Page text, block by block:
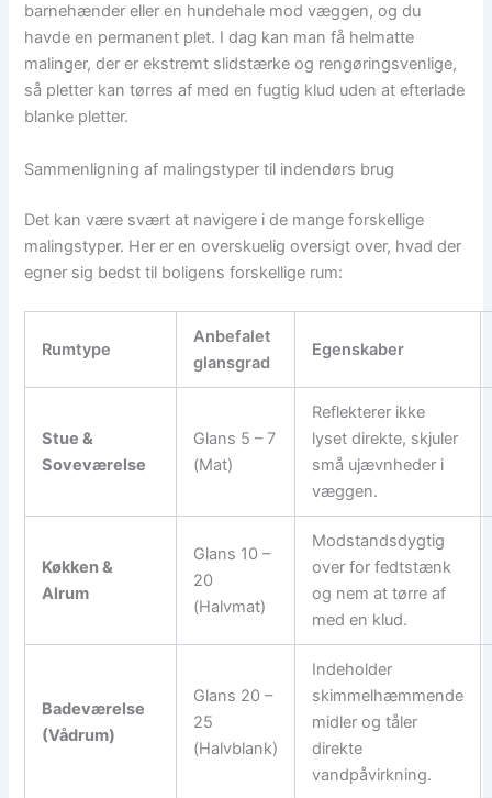
barnehænder eller en hundehale mod væggen, og du
havde en permanent plet. I dag kan man få helmatte
malinger, der er ekstremt slidstærke og rengøringsvenlige,
så pletter kan tørres af med en fugtig klud uden at efterlade
blanke pletter.
Sammenligning af malingstyper til indendørs brug
Det kan være svært at navigere i de mange forskellige
malingstyper. Her er en overskuelig oversigt over, hvad der
egner sig bedst til boligens forskellige rum:
Rumtype
Anbefalet
glansgrad
Egenskaber
Stue &
Soveværelse
Glans 5 – 7
(Mat)
Reflekterer ikke
lyset direkte, skjuler
små ujævnheder i
væggen.
Køkken &
Alrum
Glans 10 –
20
(Halvmat)
Modstandsdygtig
over for fedtstænk
og nem at tørre af
med en klud.
Badeværelse
(Vådrum)
Glans 20 –
25
(Halvblank)
Indeholder
skimmelhæmmende
midler og tåler
direkte
vandpåvirkning.